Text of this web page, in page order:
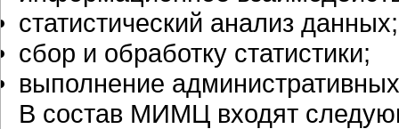
статистический анализ данных;
сбор и обработку статистики;
выполнение
В состав МИМЦ входят